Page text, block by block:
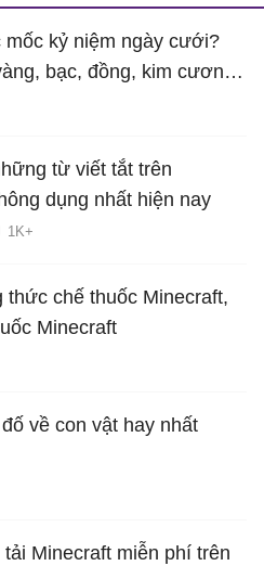
mốc kỷ niệm ngày cưới?
bạc, đồng, kim cương
từ viết tắt trên
dụng nhất hiện nay
1K+
thức chế thuốc Minecraft,
Minecraft
về con vật hay nhất
Minecraft miễn phí trên